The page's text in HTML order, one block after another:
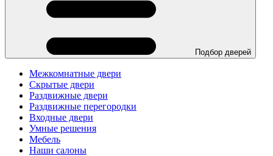
Подбор дверей
Межкомнатные двери
Скрытые двери
Раздвижные двери
Раздвижные перегородки
Входные двери
Умные решения
Мебель
Наши салоны